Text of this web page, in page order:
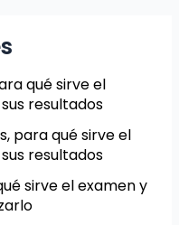
qué sirve el
resultados
para qué sirve el
resultados
sirve el examen y